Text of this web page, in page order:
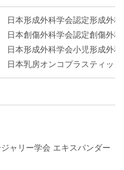
日本形成外科学会認定形成外
日本創傷外科学会認定創傷外
日本形成外科学会小児形成外
日本乳房オンコプラスティッ
ャリー学会 エキスパンダー